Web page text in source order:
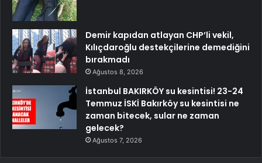
Demir kapıdan atlayan CHP’li vekil,
Kılıçdaroğlu destekçilerine demediğini
bırakmadı
Ağustos 8, 2026
İstanbul BAKIRKÖY su kesintisi! 23-24
Temmuz İSKİ Bakırköy su kesintisi ne
zaman bitecek, sular ne zaman
gelecek?
Ağustos 7, 2026